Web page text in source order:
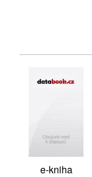
e-kniha